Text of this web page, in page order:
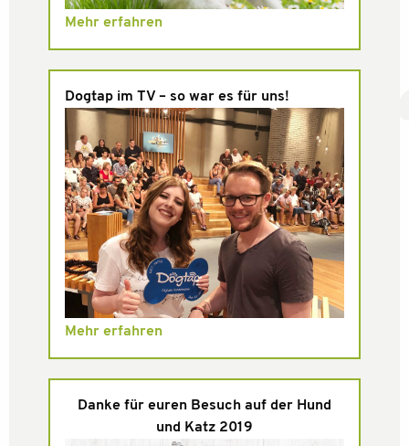
Mehr erfahren
Dogtap im TV – so war es für uns!
Mehr erfahren
Danke für euren Besuch auf der Hund
und Katz 2019